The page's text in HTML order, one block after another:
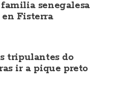
senegalesa
Fisterra
tripulantes do
ir a pique preto